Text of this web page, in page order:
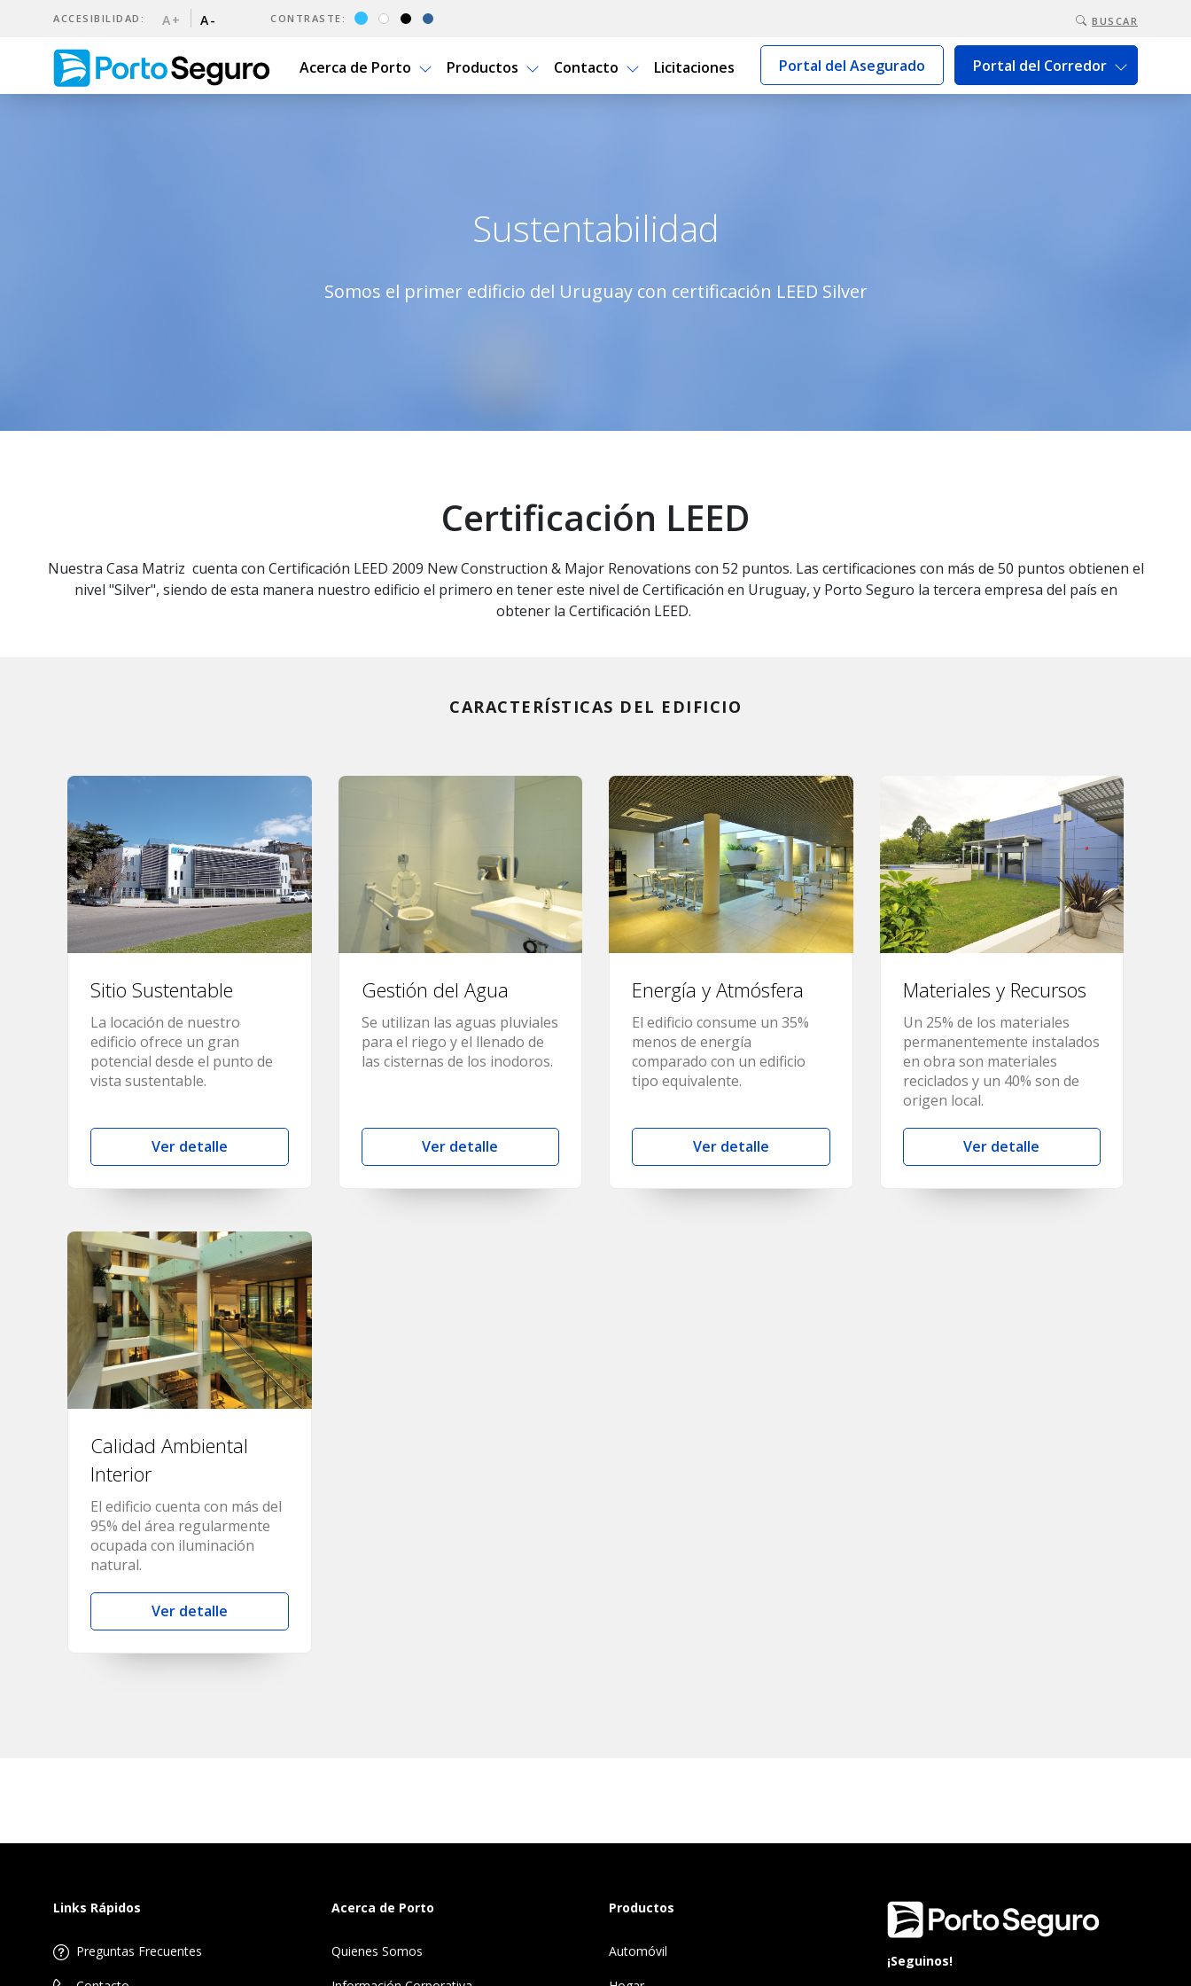
BUSCAR
ACCESIBILIDAD: A+ A- CONTRASTE:
Acerca de Porto Productos Contacto Licitaciones Portal del Asegurado Portal del Corredor
Sustentabilidad | Porto Seguro Uruguay
Sustentabilidad
Somos el primer edificio del Uruguay con certificación LEED Silver
Certificación LEED
Nuestra Casa Matriz cuenta con Certificación LEED 2009 New Construction & Major Renovations con 52 puntos. Las certificaciones con más de 50 puntos obtienen el
nivel "Silver", siendo de esta manera nuestro edificio el primero en tener este nivel de Certificación en Uruguay, y Porto Seguro la tercera empresa del país en
obtener la Certificación LEED.
CARACTERÍSTICAS DEL EDIFICIO
Sitio Sustentable
La locación de nuestro
edificio ofrece un gran
potencial desde el punto de
vista sustentable.
Ver detalle
Gestión del Agua
Se utilizan las aguas pluviales
para el riego y el llenado de
las cisternas de los inodoros.
Ver detalle
Energía y Atmósfera
El edificio consume un 35%
menos de energía
comparado con un edificio
tipo equivalente.
Ver detalle
Materiales y Recursos
Un 25% de los materiales
permanentemente instalados
en obra son materiales
reciclados y un 40% son de
origen local.
Ver detalle
Calidad Ambiental
Interior
El edificio cuenta con más del
95% del área regularmente
ocupada con iluminación
natural.
Ver detalle
Links Rápidos
Preguntas Frecuentes
Acerca de Porto
Quienes Somos
Productos
Automóvil
¡Seguinos!